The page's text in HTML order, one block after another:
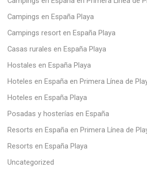
Campings en España Playa
Campings resort en España Playa
Casas rurales en España Playa
Hostales en España Playa
Hoteles en España en Primera Línea de
Hoteles en España Playa
Posadas y hosterías en España
Resorts en España en Primera Línea de
Resorts en España Playa
Uncategorized